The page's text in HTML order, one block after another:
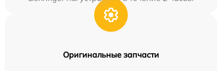
Оригинальные запчасти